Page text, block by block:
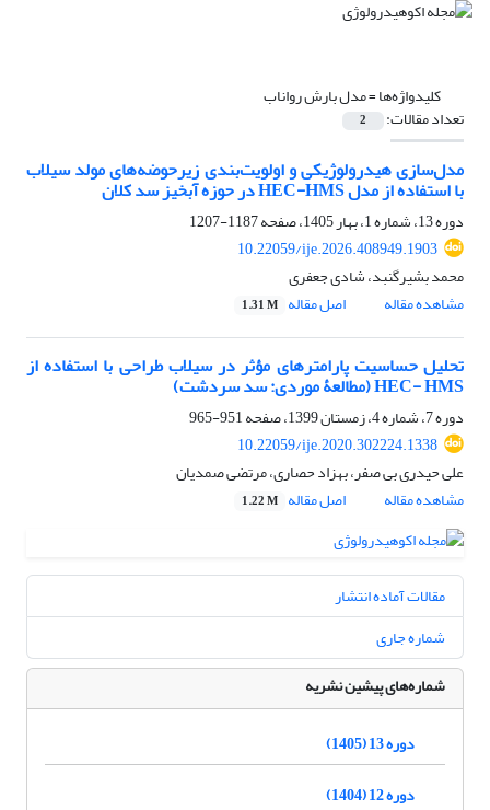
کلیدواژه‌ها =مدل بارش رواناب
تعداد مقالات: 2
مدل‌سازی هیدرولوژیکی و اولویت‌بندی زیرحوضه‌های مولد سیلاب
با استفاده از مدل HEC-HMS در حوزه آبخیز سد کلان
دوره 13، شماره 1، بهار 1405، صفحه
1187-1207
10.22059/ije.2026.408949.1903
محمد بشیرگنبد، شادی جعفری
مشاهده مقاله
اصل مقاله 1.31 M
تحلیل حساسیت پارامترهای مؤثر در سیلاب طراحی با استفاده از
HEC- HMS (مطالعۀ موردی: سد سردشت)
دوره 7، شماره 4، زمستان 1399، صفحه
951-965
10.22059/ije.2020.302224.1338
علی حیدری بی صفر، بهزاد حصاری، مرتضی صمدیان
مشاهده مقاله
اصل مقاله 1.22 M
مقالات آماده انتشار
شماره جاری
شماره‌های پیشین نشریه
دوره 13 (1405)
دوره 12 (1404)